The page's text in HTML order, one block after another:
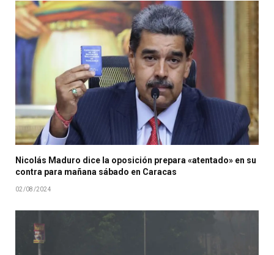
Nicolás Maduro dice la oposición prepara «atentado» en su
contra para mañana sábado en Caracas
02/08/2024